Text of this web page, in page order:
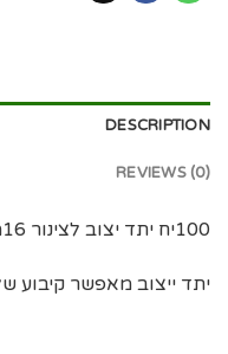
DESCRIPTION
REVIEWS (0)
100יח יתד יצוב לצינור 16מ”מ.
יתד ייצוב מאפשר קיבוע